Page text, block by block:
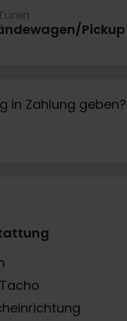
Pickup
in Zahlung geben?